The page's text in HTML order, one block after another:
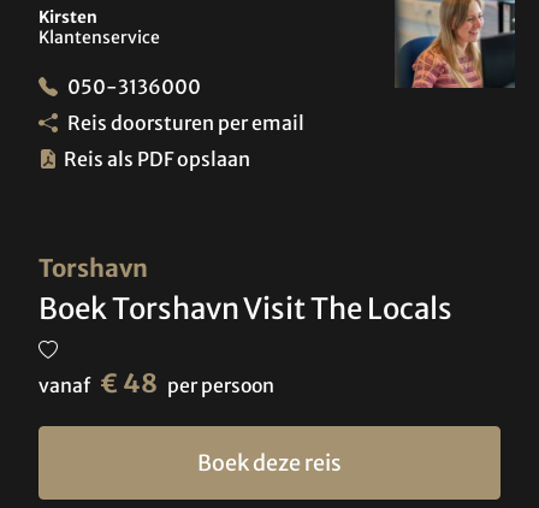
Torshavn
Boek Torshavn Visit The Locals
vanaf € 48 per persoon
Boek deze reis
Kirsten
Klantenservice
050-3136000
Reis doorsturen per email
Reis als PDF opslaan